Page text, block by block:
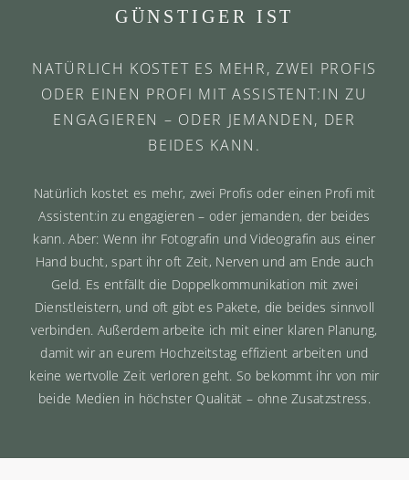
GÜNSTIGER IST
NATÜRLICH KOSTET ES MEHR, ZWEI PROFIS
ODER EINEN PROFI MIT ASSISTENT:IN ZU
ENGAGIEREN – ODER JEMANDEN, DER
BEIDES KANN.
Natürlich kostet es mehr, zwei Profis oder einen Profi mit
Assistent:in zu engagieren – oder jemanden, der beides
kann. Aber: Wenn ihr Fotografin und Videografin aus einer
Hand bucht, spart ihr oft Zeit, Nerven und am Ende auch
Geld. Es entfällt die Doppelkommunikation mit zwei
Dienstleistern, und oft gibt es Pakete, die beides sinnvoll
verbinden. Außerdem arbeite ich mit einer klaren Planung,
damit wir an eurem Hochzeitstag effizient arbeiten und
keine wertvolle Zeit verloren geht. So bekommt ihr von mir
beide Medien in höchster Qualität – ohne Zusatzstress.